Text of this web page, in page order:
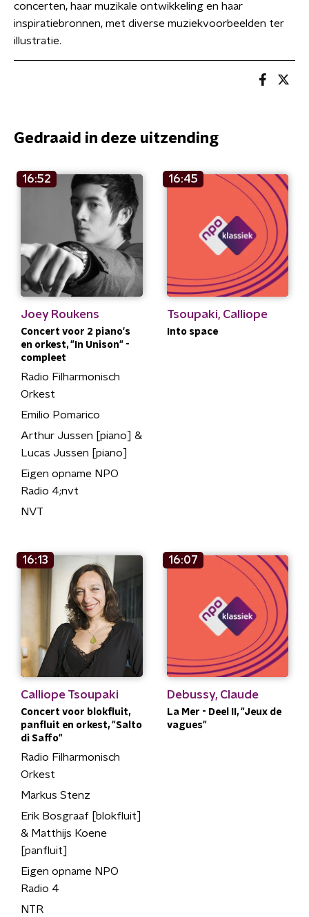
concerten, haar muzikale ontwikkeling en haar
inspiratiebronnen, met diverse muziekvoorbeelden ter
illustratie.
Gedraaid in deze uitzending
16:52
Joey Roukens
Concert voor 2 piano's
en orkest, "In Unison" -
compleet
Radio Filharmonisch
Orkest
Emilio Pomarico
Arthur Jussen [piano] &
Lucas Jussen [piano]
Eigen opname NPO
Radio 4;nvt
NVT
16:45
Tsoupaki, Calliope
Into space
16:13
Calliope Tsoupaki
Concert voor blokfluit,
panfluit en orkest, "Salto
di Saffo"
Radio Filharmonisch
Orkest
Markus Stenz
Erik Bosgraaf [blokfluit]
& Matthijs Koene
[panfluit]
Eigen opname NPO
Radio 4
NTR
16:07
Debussy, Claude
La Mer - Deel II, "Jeux de
vagues"